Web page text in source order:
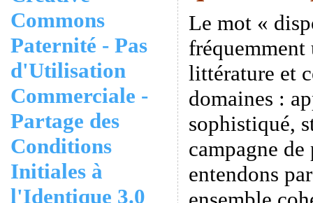
Commons
Paternité - Pas
d'Utilisation
Commerciale -
Partage des
Conditions
Initiales à
l'Identique 3.0
Le mot «
littérature et
domaines :
sophistiqué,
campagne
entendons